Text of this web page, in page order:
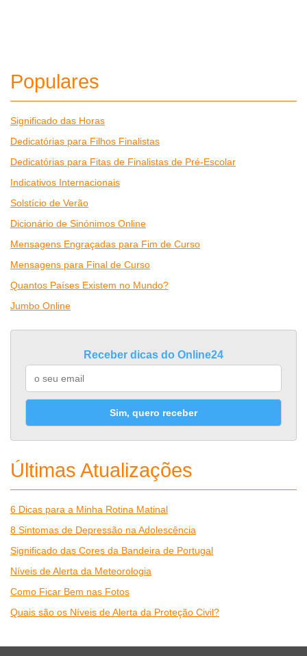
Populares
Significado das Horas
Dedicatórias para Filhos Finalistas
Dedicatórias para Fitas de Finalistas de Pré-Escolar
Indicativos Internacionais
Solstício de Verão
Dicionário de Sinónimos Online
Mensagens Engraçadas para Fim de Curso
Mensagens para Final de Curso
Quantos Países Existem no Mundo?
Jumbo Online
Receber dicas do Online24
Sim, quero receber
Últimas Atualizações
6 Dicas para a Minha Rotina Matinal
8 Sintomas de Depressão na Adolescência
Significado das Cores da Bandeira de Portugal
Níveis de Alerta da Meteorologia
Como Ficar Bem nas Fotos
Quais são os Níveis de Alerta da Proteção Civil?